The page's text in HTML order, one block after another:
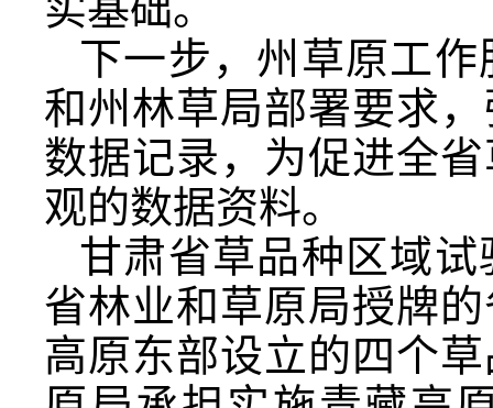
实基础。
下一步，州草原工
和州林草局部署要求
数据记录，为促进全
观的数据资料。
甘肃省草品种区域
省林业和草原局授牌
高原东部设立的四个